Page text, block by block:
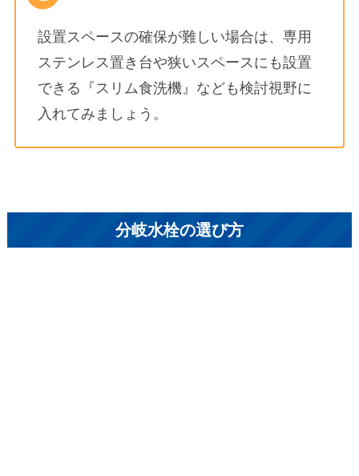
設置スペースの確保が難しい場合は、専用
ステンレス置き台や狭いスペースにも設置
できる『スリム食洗機』なども検討視野に
入れてみましょう。
分岐水栓の選び方